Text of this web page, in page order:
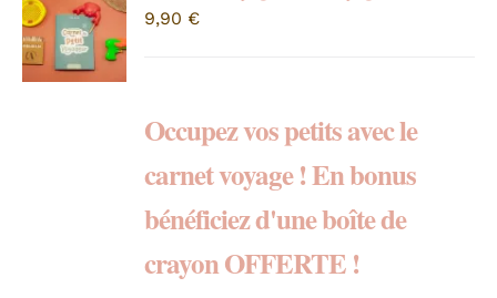
9,90 €
Occupez vos petits avec le
carnet voyage ! En bonus
bénéficiez d'une boîte de
crayon OFFERTE !